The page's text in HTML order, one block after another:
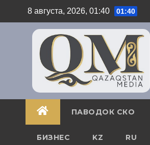
Перейти
к
содержимому
8 августа, 2026, 01:40 01:40
ПАВОДОК СКО
БИЗНЕС KZ RU